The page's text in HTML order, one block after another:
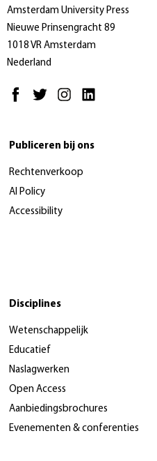
Amsterdam University Press
Nieuwe Prinsengracht 89
1018 VR Amsterdam
Nederland
Publiceren bij ons
Rechtenverkoop
AI Policy
Accessibility
Disciplines
Wetenschappelijk
Educatief
Naslagwerken
Open Access
Aanbiedingsbrochures
Evenementen & conferenties